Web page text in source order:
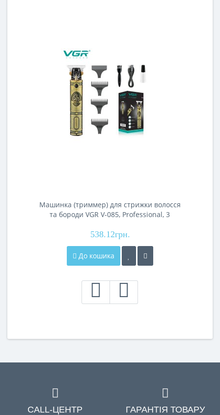
Машинка (триммер) для стрижки волосся
та бороди VGR V-085, Professional, 3
538.12грн.
До кошика
CALL-ЦЕНТР ГАРАНТІЯ ТОВАРУ